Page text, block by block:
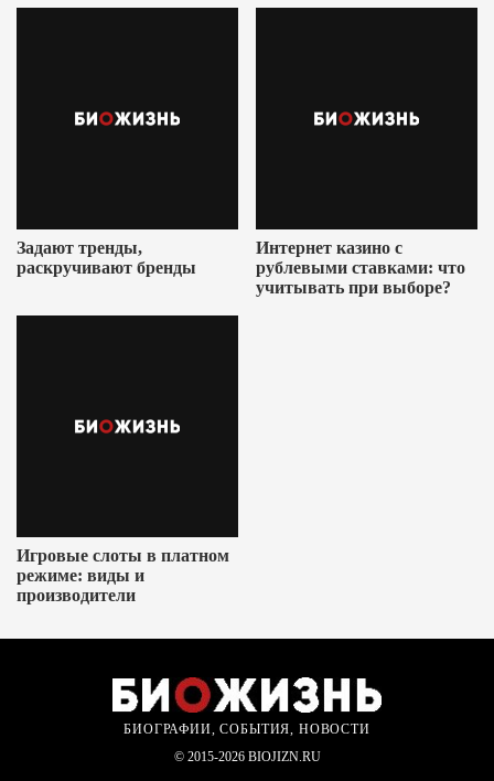
Задают тренды,
раскручивают бренды
Интернет казино с
рублевыми ставками: что
учитывать при выборе?
Игровые слоты в платном
режиме: виды и
производители
БИОГРАФИИ, СОБЫТИЯ, НОВОСТИ
© 2015-2026 BIOJIZN.RU